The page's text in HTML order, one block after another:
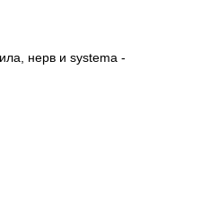
нерв и systema -